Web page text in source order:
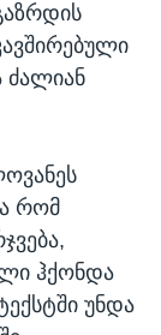
ძალიან
რომ
ჰქონდა
უნდა